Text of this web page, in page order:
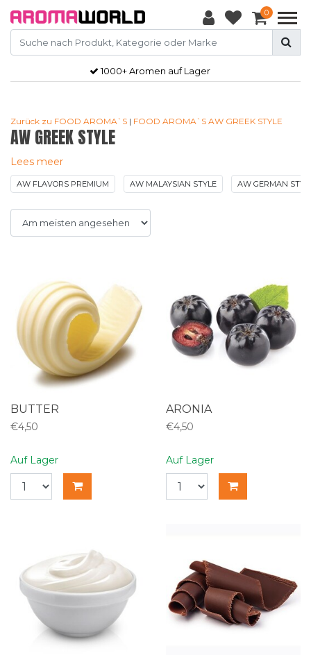
0
Gratisverzendkosten vanaf €50,-
Zurück zu FOOD AROMA`S | FOOD AROMA`S AW GREEK STYLE
AW GREEK STYLE
Lees meer
AW FLAVORS PREMIUM AW MALAYSIAN STYLE AW GERMAN
BUTTER
€4,50
Auf Lager
ARONIA
€4,50
Auf Lager